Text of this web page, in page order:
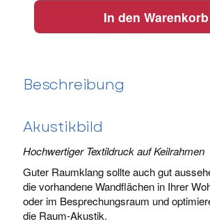
In den Warenkorb
Beschreibung
Akustikbild
Hochwertiger Textildruck auf Keilrahmen
Guter Raumklang sollte auch gut
die vorhandene Wandflächen in Ihrer
oder im Besprechungsraum und
die Raum-Akustik.